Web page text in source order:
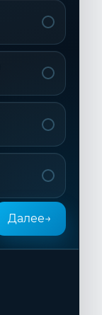
Далее→